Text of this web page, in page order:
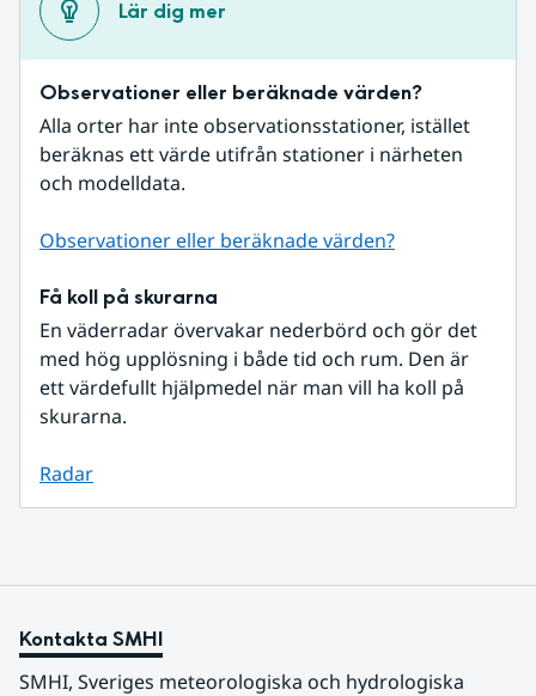
Lär dig mer
Observationer eller beräknade värden?
Alla orter har inte observationsstationer, istället
beräknas ett värde utifrån stationer i närheten
och modelldata.
Observationer eller beräknade värden?
Få koll på skurarna
En väderradar övervakar nederbörd och gör det
med hög upplösning i både tid och rum. Den är
ett värdefullt hjälpmedel när man vill ha koll på
skurarna.
Radar
Kontakta SMHI
SMHI, Sveriges meteorologiska och hydrologiska